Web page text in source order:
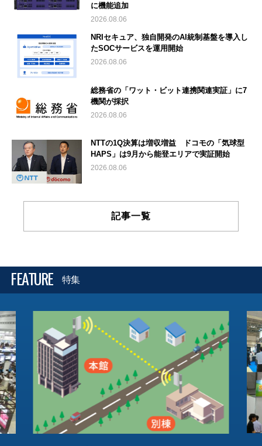
に機能追加
2026.08.06
NRIセキュア、独自開発のAI統制基盤を導入し
たSOCサービスを運用開始
2026.08.06
総務省の「ワット・ビット連携関連実証」に7
機関が採択
2026.08.06
NTTの1Q決算は増収増益 ドコモの「気球型
HAPS」は9月から能登エリアで実証開始
2026.08.06
記事一覧
FEATURE 特集